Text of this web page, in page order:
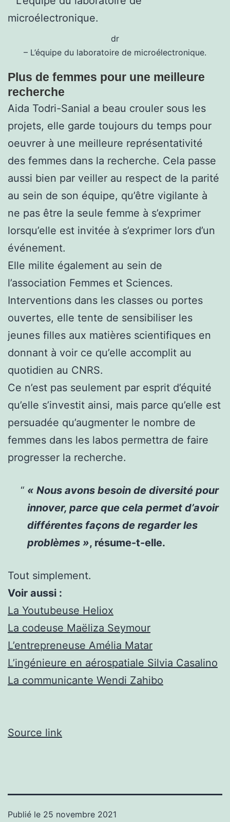
dr
– L’équipe du laboratoire de microélectronique.
Plus de femmes pour une meilleure
recherche
Aida Todri-Sanial a beau crouler sous les
projets, elle garde toujours du temps pour
oeuvrer à une meilleure représentativité
des femmes dans la recherche. Cela passe
aussi bien par veiller au respect de la parité
au sein de son équipe, qu’être vigilante à
ne pas être la seule femme à s’exprimer
lorsqu’elle est invitée à s’exprimer lors d’un
événement.
Elle milite également au sein de
l’association Femmes et Sciences.
Interventions dans les classes ou portes
ouvertes, elle tente de sensibiliser les
jeunes filles aux matières scientifiques en
donnant à voir ce qu’elle accomplit au
quotidien au CNRS.
Ce n’est pas seulement par esprit d’équité
qu’elle s’investit ainsi, mais parce qu’elle est
persuadée qu’augmenter le nombre de
femmes dans les labos permettra de faire
progresser la recherche.
« Nous avons besoin de diversité pour
innover, parce que cela permet d’avoir
différentes façons de regarder les
problèmes », résume-t-elle.
Tout simplement.
Voir aussi :
La Youtubeuse Heliox
La codeuse Maëliza Seymour
L’entrepreneuse Amélia Matar
L’ingénieure en aérospatiale Silvia Casalino
La communicante Wendi Zahibo
Source link
Publié le 25 novembre 2021